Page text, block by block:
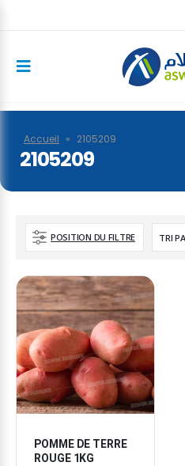
Accueil » 2105209
2105209
POSITION DU FILTRE
POMME DE TERRE
ROUGE 1KG